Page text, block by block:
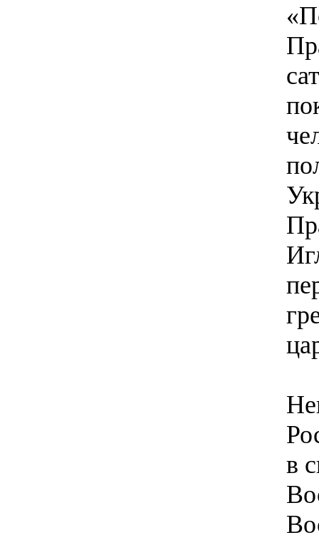
в